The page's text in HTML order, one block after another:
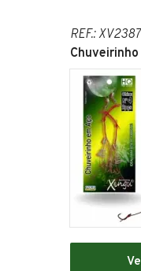
REF.: XV2387